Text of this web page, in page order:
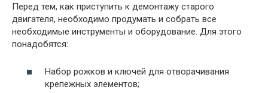
Перед тем, как приступить к демонтажу старого
двигателя, необходимо продумать и собрать все
необходимые инструменты и оборудование. Для этого
понадобятся:
Набор рожков и ключей для отворачивания
крепежных элементов;